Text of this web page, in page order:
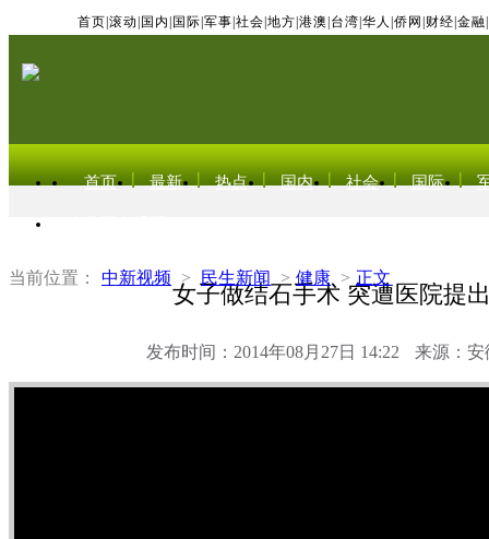
首页 滚动 国内 国际 军事 社会 地方 港澳 台湾 华人 侨网 财经 金融
首页 最新 热点 国内 社会 国际
当前位置： 中新视频 > 民生新闻 > 健康 > 正文
女子做结石手术 突遭医院提
发布时间：2014年08月27日 14:22 来源：安